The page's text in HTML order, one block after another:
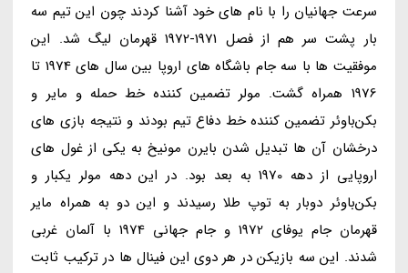
سرعت جهانیان را با نام های خود آشنا کردند چون این تیم سه
بار پشت سر هم از فصل 1971-1972 قهرمان لیگ شد. این
موفقیت ها با سه جام باشگاه های اروپا بین سال های 1974 تا
1976 همراه گشت. مولر تضمین کننده خط حمله و مایر و
بکن‌باوئر تضمین کننده خط دفاع تیم بودند و نتیجه بازی های
درخشان آن ها تبدیل شدن بایرن مونیخ به یکی از غول های
اروپایی از دهه 1970 به بعد بود. در این دهه مولر یکبار و
بکن‌باوئر دوبار به توپ طلا رسیدند و این دو به همراه مایر
قهرمان جام یوفای 1972 و جام جهانی 1974 با آلمان غربی
شدند. این سه بازیکن در هر دوی این فینال ها در ترکیب ثابت